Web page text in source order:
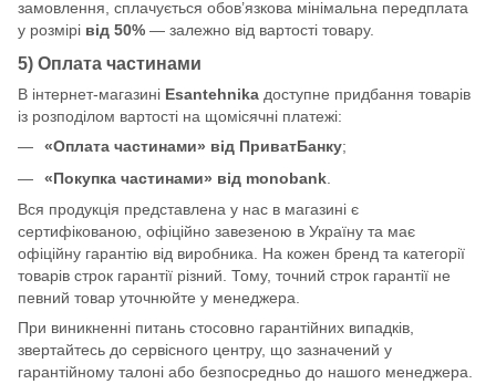
замовлення, сплачується обов’язкова мінімальна передплата
у розмірі від 50% — залежно від вартості товару.
5) Оплата частинами
В інтернет-магазині Esantehnika доступне придбання товарів
із розподілом вартості на щомісячні платежі:
«Оплата частинами» від ПриватБанку;
«Покупка частинами» від monobank
Вся продукція представлена у нас в магазині є
сертифікованою, офіційно завезеною в Україну та має
офіційну гарантію від виробника. На кожен бренд та категорії
товарів строк гарантії різний. Тому, точний строк гарантії не
певний товар уточнюйте у менеджера.
При виникненні питань стосовно гарантійних випадків,
звертайтесь до сервісного центру, що зазначений у
гарантійному талоні або безпосредньо до нашого менеджера.